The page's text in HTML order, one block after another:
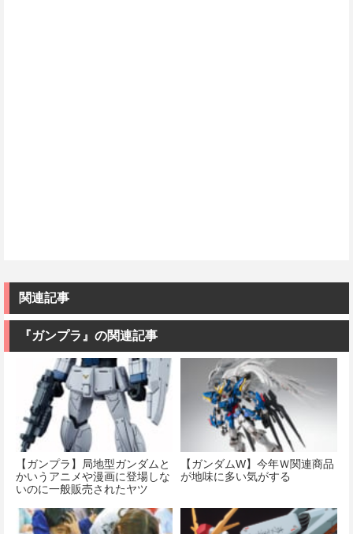
関連記事
『ガンプラ』の関連記事
【ガンプラ】局地型ガンダムと
かいうアニメや漫画に登場しな
いのに一般販売されたヤツ
【ガンダムW】今年Ｗ関連商品
が地味に多い気がする